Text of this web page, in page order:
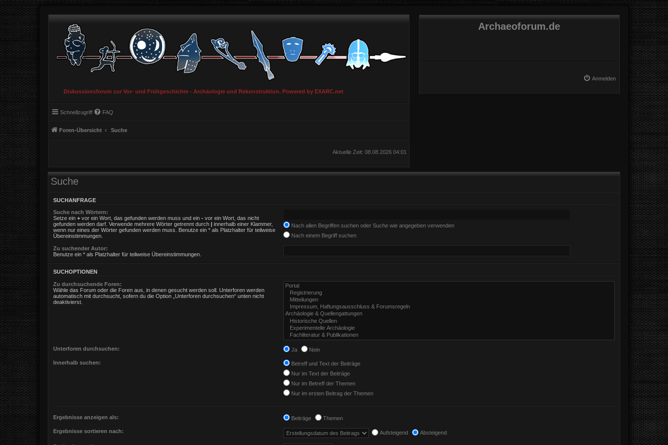
Diskussionsforum zur Vor- und Frühgeschichte - Archäologie und Rekonstruktion. Powered by EXARC.net
Archaeoforum.de
Anmelden
Schnellzugriff FAQ
Foren-Übersicht Suche
Aktuelle Zeit: 08.08.2026 04:01
Suche
SUCHANFRAGE
Suche nach Wörtern:
Setze ein + vor ein Wort, das gefunden werden muss und ein - vor ein Wort, das nicht
gefunden werden darf. Verwende mehrere Wörter getrennt durch | innerhalb einer Klammer,
wenn nur eines der Wörter gefunden werden muss. Benutze ein * als Platzhalter für teilweise
Übereinstimmungen.
Nach allen Begriffen suchen oder Suche wie angegeben verwenden
Nach einem Begriff suchen
Zu suchender Autor:
Benutze ein * als Platzhalter für teilweise Übereinstimmungen.
SUCHOPTIONEN
Zu durchsuchende Foren:
Wähle das Forum oder die Foren aus, in denen gesucht werden soll. Unterforen werden
automatisch mit durchsucht, sofern du die Option „Unterforen durchsuchen“ unten nicht
deaktivierst.
Unterforen durchsuchen: Ja Nein
Innerhalb suchen:
Betreff und Text der Beiträge
Nur im Text der Beiträge
Nur im Betreff der Themen
Nur im ersten Beitrag der Themen
Ergebnisse anzeigen als: Beiträge Themen
Ergebnisse sortieren nach: Aufsteigend Absteigend